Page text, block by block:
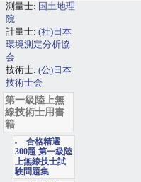
測量士: 国土地理
院
計量士: (社)日本
環境測定分析協
会
技術士: (公)日本
技術士会
第一級陸上無
線技術士用書
籍
合格精選
300題 第一級陸
上無線技士試
験問題集